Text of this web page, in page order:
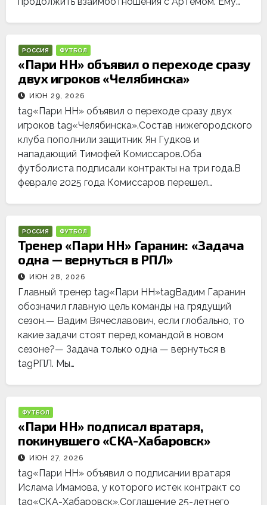
РОССИЯ ФУТБОЛ
«Пари НН» объявил о переходе сразу
двух игроков «Челябинска»
ИЮН 29, 2026
tag«Пари НН» объявил о переходе сразу двух
игроков tag«Челябинска».Состав нижегородского
клуба пополнили защитник Ян Гудков и
нападающий Тимофей Комиссаров.Оба
футболиста подписали контракты на три года.В
феврале 2025 года Комиссаров перешел…
РОССИЯ ФУТБОЛ
Тренер «Пари НН» Гаранин: «Задача
одна — вернуться в РПЛ»
ИЮН 28, 2026
Главный тренер tag«Пари НН»tagВадим Гаранин
обозначил главную цель команды на грядущий
сезон.— Вадим Вячеславович, если глобально, то
какие задачи стоят перед командой в новом
сезоне?— Задача только одна — вернуться в
tagРПЛ. Мы…
ФУТБОЛ
«Пари НН» подписал вратаря,
покинувшего «СКА-Хабаровск»
ИЮН 27, 2026
tag«Пари НН» объявил о подписании вратаря
Ислама Имамова, у которого истек контракт со
tag«СКА-Хабаровск».Соглашение 25-летнего